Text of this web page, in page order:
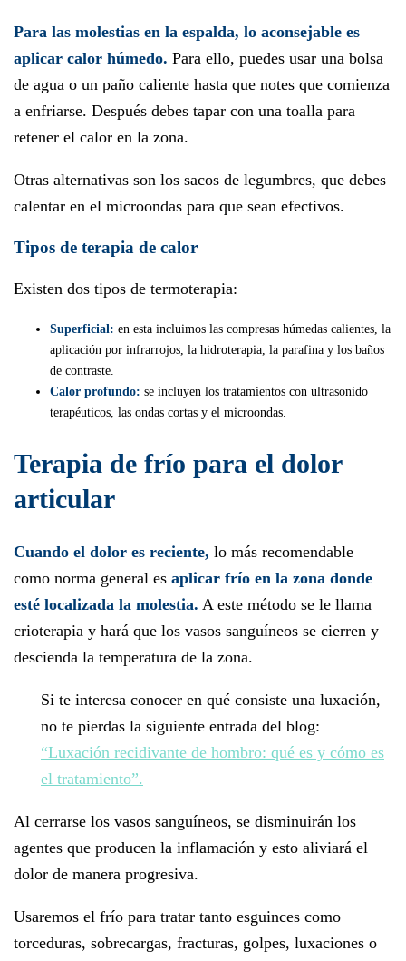
Para las molestias en la espalda, lo aconsejable es
aplicar calor húmedo. Para ello, puedes usar una bolsa
de agua o un paño caliente hasta que notes que comienza
a enfriarse. Después debes tapar con una toalla para
retener el calor en la zona.
Otras alternativas son los sacos de legumbres, que debes
calentar en el microondas para que sean efectivos.
Tipos de terapia de calor
Existen dos tipos de termoterapia:
Superficial: en esta incluimos las compresas húmedas calientes, la
aplicación por infrarrojos, la hidroterapia, la parafina y los baños
de contraste.
Calor profundo: se incluyen los tratamientos con ultrasonido
terapéuticos, las ondas cortas y el microondas.
Terapia de frío para el dolor
articular
Cuando el dolor es reciente, lo más recomendable
como norma general es aplicar frío en la zona donde
esté localizada la molestia. A este método se le llama
crioterapia y hará que los vasos sanguíneos se cierren y
descienda la temperatura de la zona.
Si te interesa conocer en qué consiste una luxación,
no te pierdas la siguiente entrada del blog:
“Luxación recidivante de hombro: qué es y cómo es
el tratamiento”.
Al cerrarse los vasos sanguíneos, se disminuirán los
agentes que producen la inflamación y esto aliviará el
dolor de manera progresiva.
Usaremos el frío para tratar tanto esguinces como
torceduras, sobrecargas, fracturas, golpes, luxaciones o